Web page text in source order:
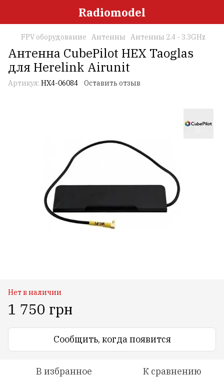
Radiomodel
FPV оборудование Антенны Антенны 2.4 - 3.3GHz
Антенна CubePilot HEX Taoglas
для Herelink Airunit
Артикул: HX4-06084 Оставить отзыв
Нет в наличии
1 750 грн
Сообщить, когда появится
В избранное К сравнению